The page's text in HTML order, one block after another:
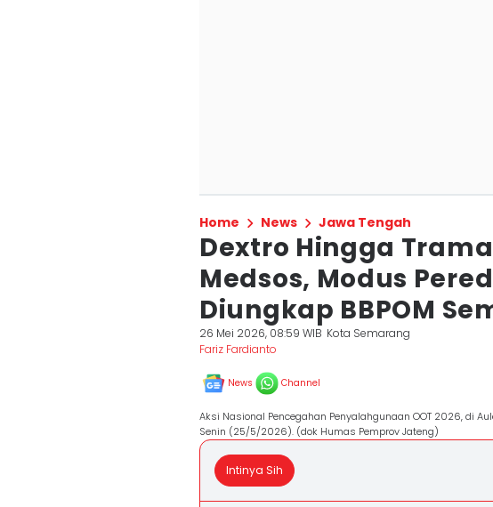
Home News Jawa Tengah
Dextro Hingga
Medsos, Modus
Diungkap BBPOM
26 Mei 2026, 08:59 WIB Kota Semarang
Fariz Fardianto
News Channel
Aksi Nasional Pencegahan Penyalahgunaan OOT 2026, di
Senin (25/5/2026). (dok Humas Pemprov Jateng)
Intinya Sih